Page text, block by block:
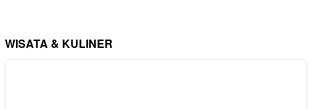
WISATA & KULINER